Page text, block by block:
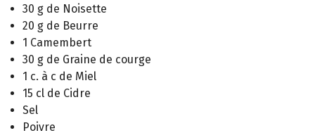
30 g de Noisette
20 g de Beurre
1 Camembert
30 g de Graine de courge
1 c. à c de Miel
15 cl de Cidre
Sel
Poivre